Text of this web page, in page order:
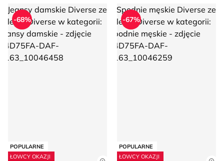
damskie Diverse
POPULARNE
ŁOWCY OKAZJI
-68%
Spodnie męskie Diverse
POPULARNE
ŁOWCY OKAZJI
-67%